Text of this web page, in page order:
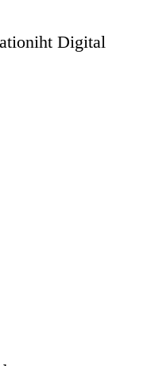
iht Digital